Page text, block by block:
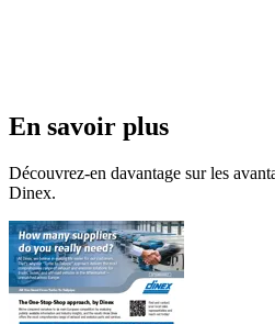
En savoir plus
Découvrez-en davantage sur les
Dinex.